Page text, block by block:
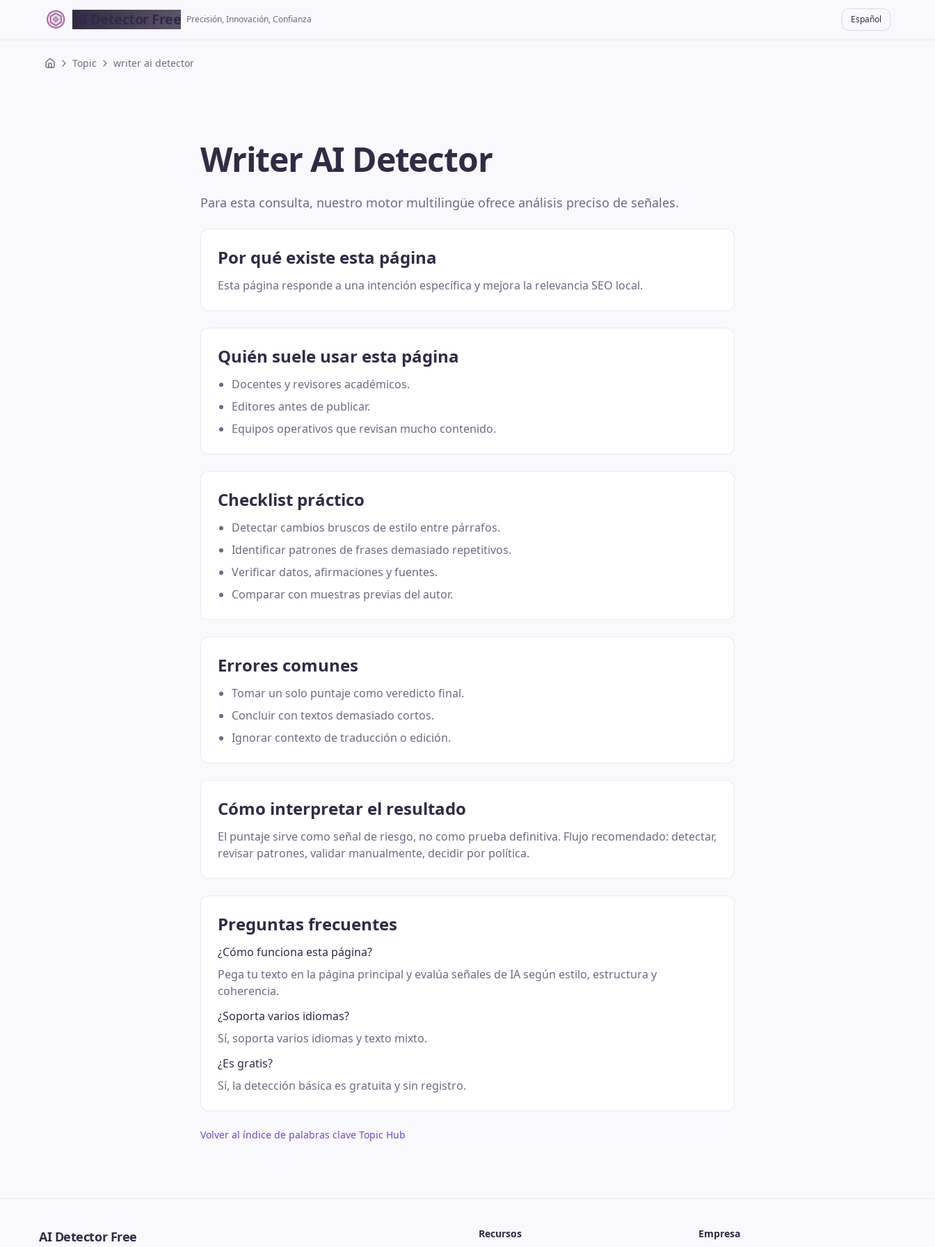
AI Detector Free Precisión, Innovación, Confianza Español
Topic writer ai detector
Writer AI Detector
Para esta consulta, nuestro motor multilingüe ofrece análisis preciso de señales.
Por qué existe esta página
Esta página responde a una intención específica y mejora la relevancia SEO local.
Quién suele usar esta página
Docentes y revisores académicos.
Editores antes de publicar.
Equipos operativos que revisan mucho contenido.
Checklist práctico
Detectar cambios bruscos de estilo entre párrafos.
Identificar patrones de frases demasiado repetitivos.
Verificar datos, afirmaciones y fuentes.
Comparar con muestras previas del autor.
Errores comunes
Tomar un solo puntaje como veredicto final.
Concluir con textos demasiado cortos.
Ignorar contexto de traducción o edición.
Cómo interpretar el resultado
El puntaje sirve como señal de riesgo, no como prueba definitiva. Flujo recomendado: detectar,
revisar patrones, validar manualmente, decidir por política.
Preguntas frecuentes
¿Cómo funciona esta página?
Pega tu texto en la página principal y evalúa señales de IA según estilo, estructura y
coherencia.
¿Soporta varios idiomas?
Sí, soporta varios idiomas y texto mixto.
¿Es gratis?
Sí, la detección básica es gratuita y sin registro.
Volver al índice de palabras clave Topic Hub
AI Detector Free Recursos Empresa